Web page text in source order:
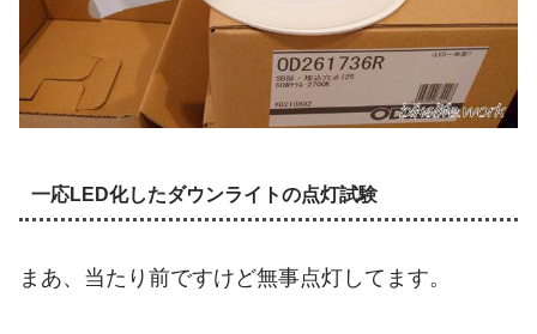
一応LED化したダウンライトの点灯試験
まあ、当たり前ですけど無事点灯してます。